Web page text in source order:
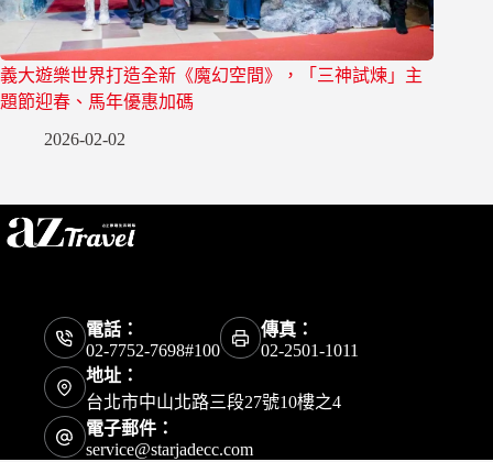
義大遊樂世界打造全新《魔幻空間》，「三神試煉」主
題節迎春、馬年優惠加碼
2026-02-02
電話：
02-7752-7698#100
傳真：
02-2501-1011
地址：
台北市中山北路三段27號10樓之4
電子郵件：
service@starjadecc.com